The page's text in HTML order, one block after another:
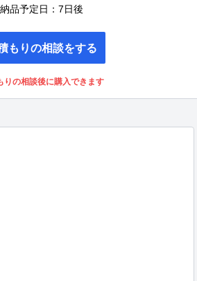
納品予定日：7日後
もりの相談をする
りの相談後に購入できます